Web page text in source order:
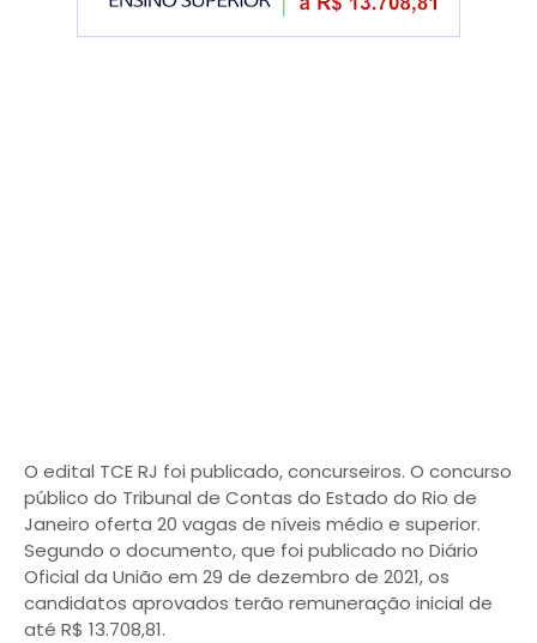
O edital TCE RJ foi publicado, concurseiros. O concurso
público do Tribunal de Contas do Estado do Rio de
Janeiro oferta 20 vagas de níveis médio e superior.
Segundo o documento, que foi publicado no Diário
Oficial da União em 29 de dezembro de 2021, os
candidatos aprovados terão remuneração inicial de
até R$ 13.708,81.